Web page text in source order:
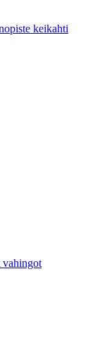
keikahti
vahingot